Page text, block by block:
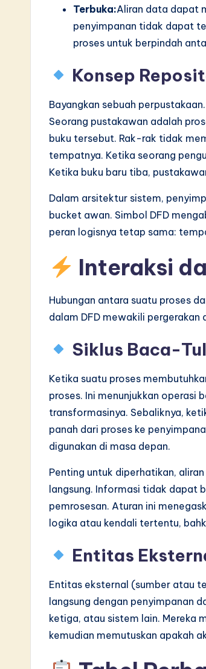
Terbuka:Aliran data dapat
penyimpanan tidak dapat
proses untuk berpindah
Konsep
Bayangkan sebuah
Seorang pustakawan adalah
buku tersebut. Rak-rak tidak
tempatnya. Ketika seorang
Ketika buku baru tiba,
Dalam arsitektur sistem,
bucket awan. Simbol DFD
peran logisnya tetap sama:
Interaksi
Hubungan antara suatu proses
dalam DFD mewakili
Siklus Baca-
Ketika suatu proses
proses. Ini menunjukkan operasi
transformasinya. Sebaliknya,
panah dari proses ke
digunakan di masa depan.
Penting untuk diperhatikan,
langsung. Informasi tidak dapat
pemrosesan. Aturan ini
logika atau kendali tertentu,
Entitas
Entitas eksternal (sumber atau
langsung dengan penyimpanan
ketiga, atau sistem lain. Mereka
kemudian memutuskan apakah